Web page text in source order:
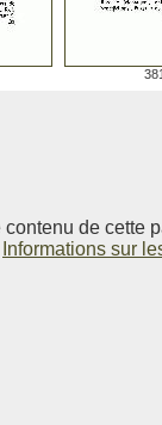
contenu de cette
Informations sur